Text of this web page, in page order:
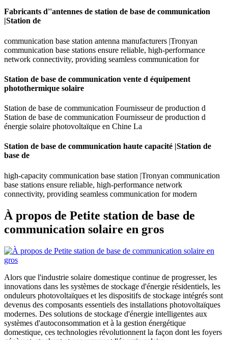
Fabricants d''antennes de station de base de communication
|Station de
communication base station antenna manufacturers |Tronyan
communication base stations ensure reliable, high-performance
network connectivity, providing seamless communication for
Station de base de communication vente d équipement
photothermique solaire
Station de base de communication Fournisseur de production d
Station de base de communication Fournisseur de production d
énergie solaire photovoltaïque en Chine La
Station de base de communication haute capacité |Station de
base de
high-capacity communication base station |Tronyan communication
base stations ensure reliable, high-performance network
connectivity, providing seamless communication for modern
À propos de Petite station de base de
communication solaire en gros
Alors que l'industrie solaire domestique continue de progresser, les
innovations dans les systèmes de stockage d'énergie résidentiels, les
onduleurs photovoltaïques et les dispositifs de stockage intégrés sont
devenus des composants essentiels des installations photovoltaïques
modernes. Des solutions de stockage d'énergie intelligentes aux
systèmes d'autoconsommation et à la gestion énergétique
domestique, ces technologies révolutionnent la façon dont les foyers